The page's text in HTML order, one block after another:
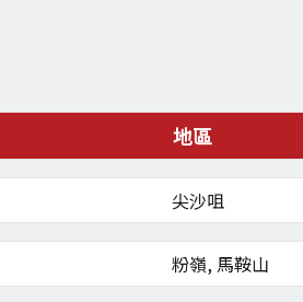
地區
尖沙咀
粉嶺, 馬鞍山